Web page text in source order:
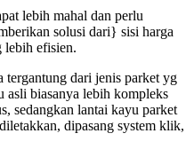
lebih mahal dan perlu
solusi dari} sisi harga
lebih efisien.
tergantung dari jenis parket yg
asli biasanya lebih kompleks
sedangkan lantai kayu parket
dipasang system klik,